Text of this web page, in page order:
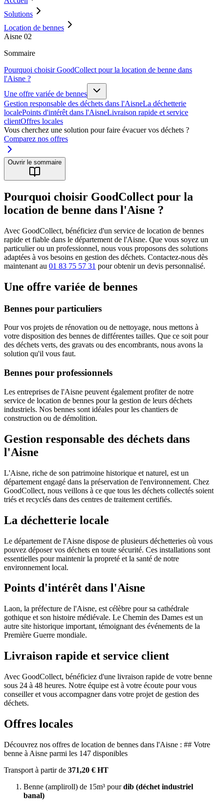
Solutions
Location de bennes
Aisne 02
Sommaire
Pourquoi choisir GoodCollect pour la location de benne dans
l'Aisne ?
Une offre variée de bennes
Gestion responsable des déchets dans l'AisneLa déchetterie
localePoints d'intérêt dans l'AisneLivraison rapide et service
clientOffres locales
Vous cherchez une solution pour faire évacuer vos déchets ?
Comparez nos offres
Ouvrir le sommaire
Pourquoi choisir GoodCollect pour la
location de benne dans l'Aisne ?
Avec GoodCollect, bénéficiez d'un service de location de bennes
rapide et fiable dans le département de l'Aisne. Que vous soyez un
particulier ou un professionnel, nous vous proposons des solutions
adaptées à vos besoins en gestion des déchets. Contactez-nous dès
maintenant au 01 83 75 57 31 pour obtenir un devis personnalisé.
Une offre variée de bennes
Bennes pour particuliers
Pour vos projets de rénovation ou de nettoyage, nous mettons à
votre disposition des bennes de différentes tailles. Que ce soit pour
des déchets verts, des gravats ou des encombrants, nous avons la
solution qu'il vous faut.
Bennes pour professionnels
Les entreprises de l'Aisne peuvent également profiter de notre
service de location de bennes pour la gestion de leurs déchets
industriels. Nos bennes sont idéales pour les chantiers de
construction ou de démolition.
Gestion responsable des déchets dans
l'Aisne
L'Aisne, riche de son patrimoine historique et naturel, est un
département engagé dans la préservation de l'environnement. Chez
GoodCollect, nous veillons à ce que tous les déchets collectés soient
triés et recyclés dans des centres de traitement certifiés.
La déchetterie locale
Le département de l'Aisne dispose de plusieurs déchetteries où vous
pouvez déposer vos déchets en toute sécurité. Ces installations sont
essentielles pour maintenir la propreté et la santé de notre
environnement local.
Points d'intérêt dans l'Aisne
Laon, la préfecture de l'Aisne, est célèbre pour sa cathédrale
gothique et son histoire médiévale. Le Chemin des Dames est un
autre site historique important, témoignant des événements de la
Première Guerre mondiale.
Livraison rapide et service client
Avec GoodCollect, bénéficiez d'une livraison rapide de votre benne
sous 24 à 48 heures. Notre équipe est à votre écoute pour vous
conseiller et vous accompagner dans votre projet de gestion des
déchets.
Offres locales
Découvrez nos offres de location de bennes dans l'Aisne : ## Votre
benne à Aisne parmi les 147 disponibles
Transport à partir de 371,20 € HT
Benne (ampliroll) de 15m³ pourdib (déchet industriel
banal)